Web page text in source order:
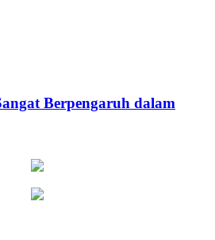
Berpengaruh dalam